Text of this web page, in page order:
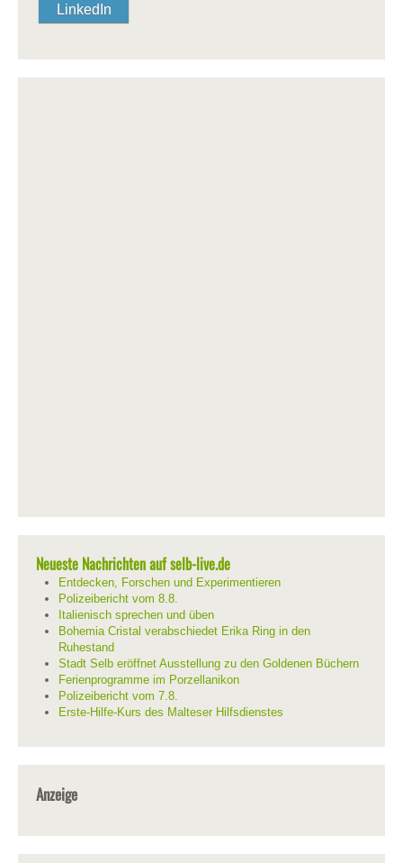
LinkedIn
Neueste Nachrichten auf selb-live.de
Entdecken, Forschen und Experimentieren
Polizeibericht vom 8.8.
Italienisch sprechen und üben
Bohemia Cristal verabschiedet Erika Ring in den
Ruhestand
Stadt Selb eröffnet Ausstellung zu den Goldenen Büchern
Ferienprogramme im Porzellanikon
Polizeibericht vom 7.8.
Erste-Hilfe-Kurs des Malteser Hilfsdienstes
Anzeige